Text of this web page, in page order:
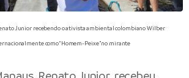
Junior recebendo o ativista ambiental colombiano Wilber
como “Homem-Peixe” no mirante